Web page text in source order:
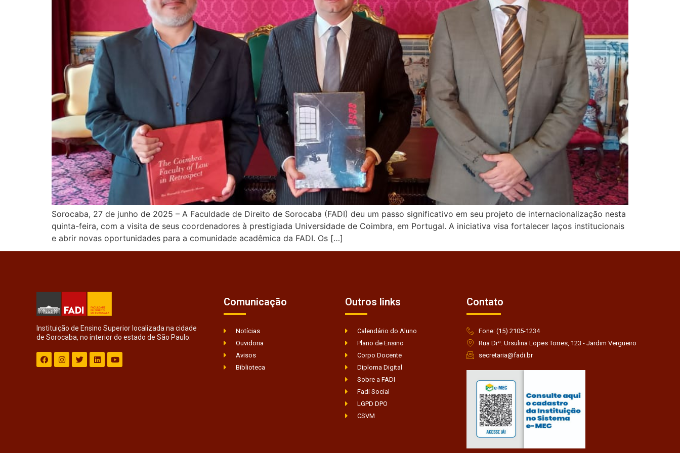
Sorocaba, 27 de junho de 2025 – A Faculdade de Direito de Sorocaba (FADI) deu um passo significativo em seu projeto de internacionalização nesta
quinta-feira, com a visita de seus coordenadores à prestigiada Universidade de Coimbra, em Portugal. A iniciativa visa fortalecer laços institucionais
e abrir novas oportunidades para a comunidade acadêmica da FADI. Os […]
Instituição de Ensino Superior localizada na cidade
de Sorocaba, no interior do estado de São Paulo.
Comunicação
Notícias
Ouvidoria
Avisos
Biblioteca
Outros links
Calendário do Aluno
Plano de Ensino
Corpo Docente
Diploma Digital
Sobre a FADI
Fadi Social
LGPD DPO
CSVM
Contato
Fone: (15) 2105-1234
Rua Drª. Ursulina Lopes Torres, 123 - Jardim Vergueiro
secretaria@fadi.br